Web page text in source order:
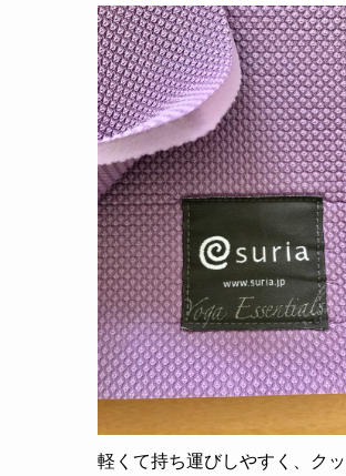
軽くて持ち運びしやすく、ク